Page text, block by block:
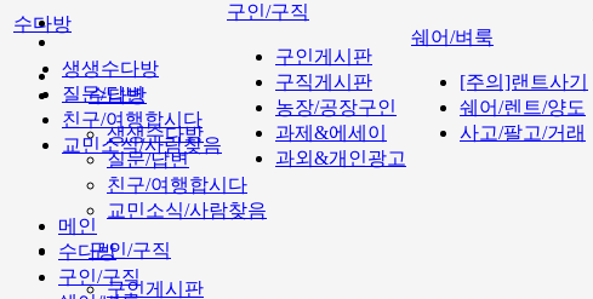
수다방
생생수다방
질문/답변
친구/여행합시다
교민소식/사람찾음
구인/구직
구인게시판
수다방
생생수다방
질문/답변
친구/여행합시다
교민소식/사람찾음
구인/구직
구인게시판
구직게시판
농장/공장구인
과제&에세이
과외&개인광고
쉐어/벼룩
[주의]랜트사기
쉐어/렌트/양도
사고/팔고/거래
메인
수다방
구인/구직